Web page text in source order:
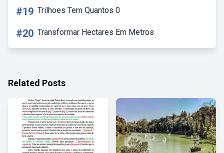
#19 Trilhoes Tem Quantos 0
#20 Transformar Hectares Em Metros
Related Posts